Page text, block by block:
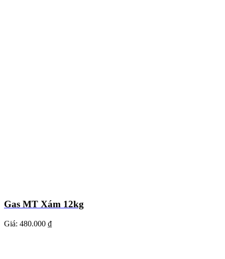
Gas MT Xám 12kg
Giá: 480.000 ₫